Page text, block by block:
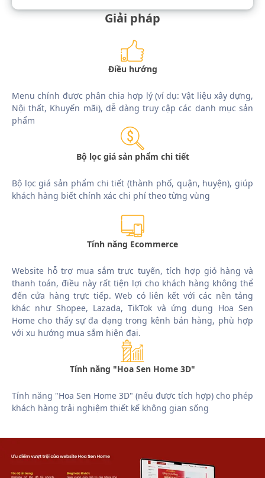
Giải pháp
Điều hướng
Menu chính được phân chia hợp lý (ví dụ: Vật liệu xây dựng,
Nội thất, Khuyến mãi), dễ dàng truy cập các danh mục sản
phẩm
Bộ lọc giá sản phẩm chi tiết
Bộ lọc giá sản phẩm chi tiết (thành phố, quận, huyện), giúp
khách hàng biết chính xác chi phí theo từng vùng
Tính năng Ecommerce
Website hỗ trợ mua sắm trực tuyến, tích hợp giỏ hàng và
thanh toán, điều này rất tiện lợi cho khách hàng không thể
đến cửa hàng trực tiếp. Web có liên kết với các nền tảng
khác như Shopee, Lazada, TikTok và ứng dụng Hoa Sen
Home cho thấy sự đa dạng trong kênh bán hàng, phù hợp
với xu hướng mua sắm hiện đại.
Tính năng "Hoa Sen Home 3D"
Tính năng "Hoa Sen Home 3D" (nếu được tích hợp) cho phép
khách hàng trải nghiệm thiết kế không gian sống